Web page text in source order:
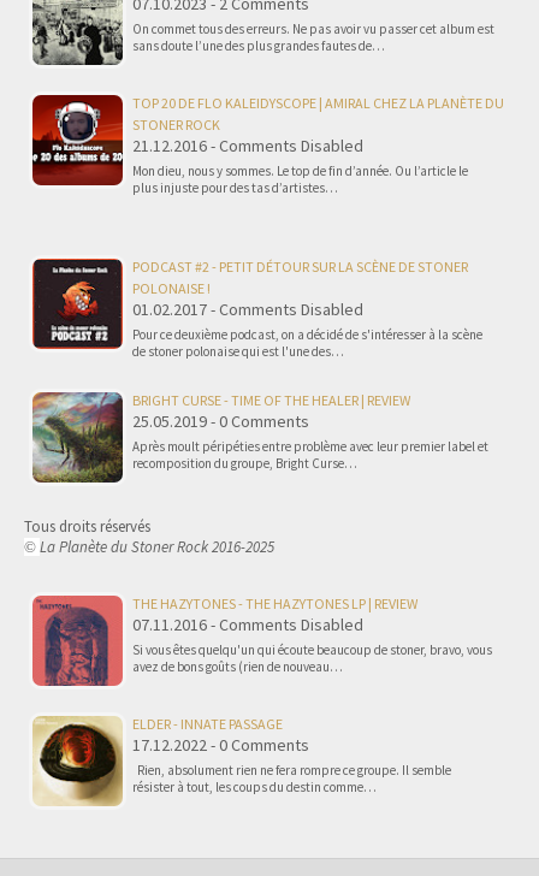
On commet tous des erreurs. Ne pas avoir vu passer cet album est
sans doute l’une des plus grandes fautes de…
TOP 20 DE FLO KALEIDYSCOPE | AMIRAL CHEZ LA PLANÈTE DU
STONER ROCK
21.12.2016 - Comments Disabled
Mon dieu, nous y sommes. Le top de fin d’année. Ou l’article le
plus injuste pour des tas d’artistes…
PODCAST #2 - PETIT DÉTOUR SUR LA SCÈNE DE STONER
POLONAISE !
01.02.2017 - Comments Disabled
Pour ce deuxième podcast, on a décidé de s'intéresser à la scène
de stoner polonaise qui est l'une des…
BRIGHT CURSE - TIME OF THE HEALER | REVIEW
25.05.2019 - 0 Comments
Après moult péripéties entre problème avec leur premier label et
recomposition du groupe, Bright Curse…
Tous droits réservés
© La Planète du Stoner Rock 2016-2025
THE HAZYTONES - THE HAZYTONES LP | REVIEW
07.11.2016 - Comments Disabled
Si vous êtes quelqu'un qui écoute beaucoup de stoner, bravo, vous
avez de bons goûts (rien de nouveau…
ELDER - INNATE PASSAGE
17.12.2022 - 0 Comments
Rien, absolument rien ne fera rompre ce groupe. Il semble
résister à tout, les coups du destin comme…